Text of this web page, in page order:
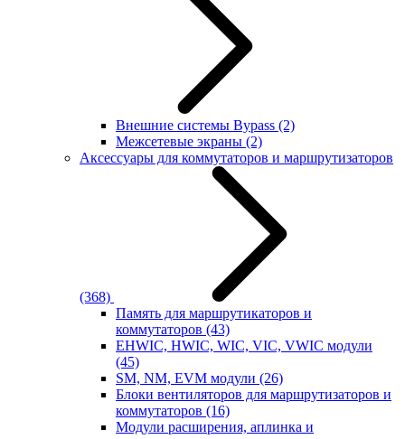
Внешние системы Bypass (2)
Межсетевые экраны (2)
Аксессуары для коммутаторов и маршрутизаторов
(368)
Память для маршрутикаторов и
коммутаторов (43)
EHWIC, HWIC, WIC, VIC, VWIC модули
(45)
SM, NM, EVM модули (26)
Блоки вентиляторов для маршрутизаторов и
коммутаторов (16)
Модули расширения, аплинка и